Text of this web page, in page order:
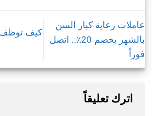
عاملات رعاية كبار السن
بالشهر بخصم 20٪.. اتصل
فوراً
كيف
اترك تعليقاً